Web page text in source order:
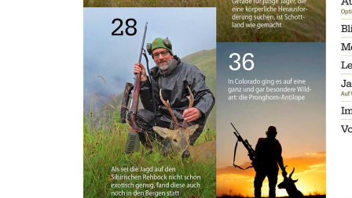
Singhofen DEUTSCHLAND kundencenter@paulparey.de
PAREYSHOP – Der Onlineshop fürJagen
Telefon: +49 (0) 2604 / 978 888
kundencenter@paulparey.de
Mo – Fr 9:00 – 15:00 Uhr